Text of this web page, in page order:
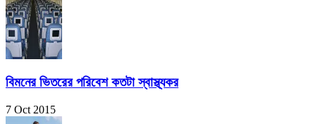
বিমনের ভিতরের পরিবেশ কতটা স্বাস্থ্যকর
7 Oct 2015